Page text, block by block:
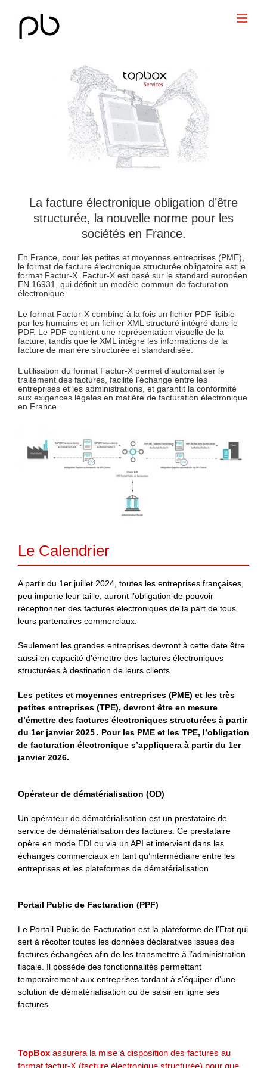
contenu
l'image
agrandie
La facture électronique obligation d’être
structurée, la nouvelle norme pour les
sociétés en France.
En France, pour les petites et moyennes entreprises (PME),
le format de facture électronique structurée obligatoire est le
format Factur-X. Factur-X est basé sur le standard européen
EN 16931, qui définit un modèle commun de facturation
électronique.
Le format Factur-X combine à la fois un fichier PDF lisible
par les humains et un fichier XML structuré intégré dans le
PDF. Le PDF contient une représentation visuelle de la
facture, tandis que le XML intègre les informations de la
facture de manière structurée et standardisée.
L’utilisation du format Factur-X permet d’automatiser le
traitement des factures, facilite l’échange entre les
entreprises et les administrations, et garantit la conformité
aux exigences légales en matière de facturation électronique
en France.
Le Calendrier
A partir du 1er juillet 2024, toutes les entreprises françaises,
peu importe leur taille, auront l’obligation de pouvoir
réceptionner des factures électroniques de la part de tous
leurs partenaires commerciaux.
Seulement les grandes entreprises devront à cette date être
aussi en capacité d’émettre des factures électroniques
structurées à destination de leurs clients.
Les petites et moyennes entreprises (PME) et les très
petites entreprises (TPE), devront être en mesure
d’émettre des factures électroniques structurées à partir
du 1er janvier 2025 . Pour les PME et les TPE, l’obligation
de facturation électronique s’appliquera à partir du 1er
janvier 2026.
Opérateur de dématérialisation (OD)
Un opérateur de dématérialisation est un prestataire de
service de dématérialisation des factures. Ce prestataire
opère en mode EDI ou via un API et intervient dans les
échanges commerciaux en tant qu’intermédiaire entre les
entreprises et les plateformes de dématérialisation
Portail Public de Facturation (PPF)
Le Portail Public de Facturation est la plateforme de l’Etat qui
sert à récolter toutes les données déclaratives issues des
factures échangées afin de les transmettre à l’administration
fiscale. Il possède des fonctionnalités permettant
temporairement aux entreprises tardant à s’équiper d’une
solution de dématérialisation ou de saisir en ligne ses
factures.
TopBoxassurera la mise à disposition des factures au
format factur-X (facture électronique structurée) pour que